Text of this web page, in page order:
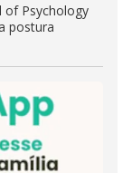
of Psychology
postura